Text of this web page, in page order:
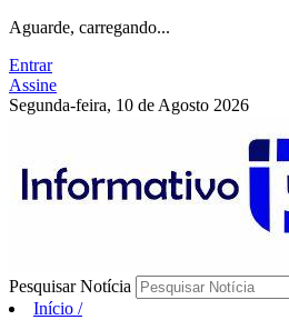
Aguarde, carregando...
Entrar
Assine
Segunda-feira, 10 de Agosto 2026
Pesquisar Notícia
Início /